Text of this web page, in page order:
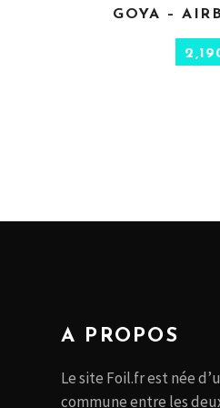
CHOIX
GOYA –
A PROPOS
Le site Foil.fr est née
commune entre les